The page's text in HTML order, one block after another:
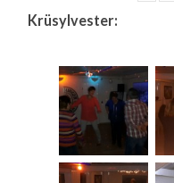
Krüsylvester: